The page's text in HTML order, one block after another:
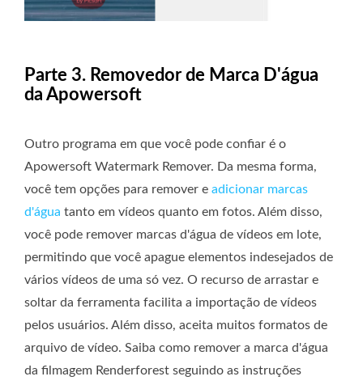
Parte 3. Removedor de Marca D'água
da Apowersoft
Outro programa em que você pode confiar é o
Apowersoft Watermark Remover. Da mesma forma,
você tem opções para remover e adicionar marcas
d'água tanto em vídeos quanto em fotos. Além disso,
você pode remover marcas d'água de vídeos em lote,
permitindo que você apague elementos indesejados de
vários vídeos de uma só vez. O recurso de arrastar e
soltar da ferramenta facilita a importação de vídeos
pelos usuários. Além disso, aceita muitos formatos de
arquivo de vídeo. Saiba como remover a marca d'água
da filmagem Renderforest seguindo as instruções